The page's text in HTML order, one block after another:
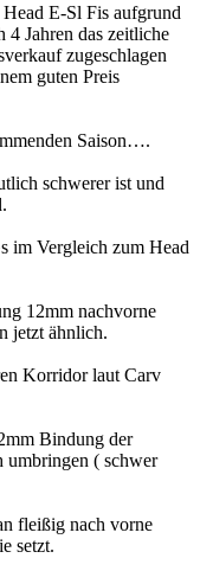
E-Sl Fis aufgrund
4 Jahren das zeitliche
zugeschlagen
guten Preis
Saison….
schwerer ist und
im Vergleich zum Head
12mm nachvorne
jetzt ähnlich.
Korridor laut Carv
Bindung der
umbringen ( schwer
fleißig nach vorne
setzt.